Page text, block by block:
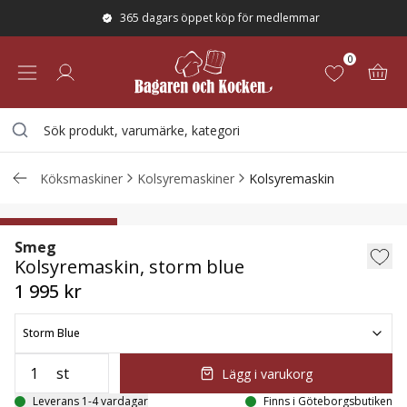
365 dagars öppet köp för medlemmar
0
Köksmaskiner Kolsyremaskiner Kolsyremaskin
Kolsyremaskin, storm blue
KOD: SMEG25
Smeg
Kolsyremaskin, storm blue
1 995 kr
Storm Blue
st Lägg i varukorg
Leverans 1-4 vardagar Finns i Göteborgsbutiken